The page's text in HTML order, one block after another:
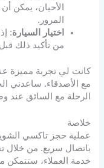
الأحيان، يمكن
المرور.
اختيار السيارة:
من تأكيد ذلك قبل
كانت لي تجربة مميزة
مع الأصدقاء. ساعدني
الرحلة مع السائق عند
خلاصة
عملية حجز تاكسي
باتصال سريع. من خلال
خدمة العملاء،